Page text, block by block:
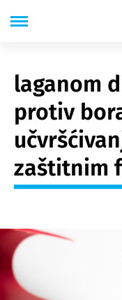
laganom
protiv
zaštitnim